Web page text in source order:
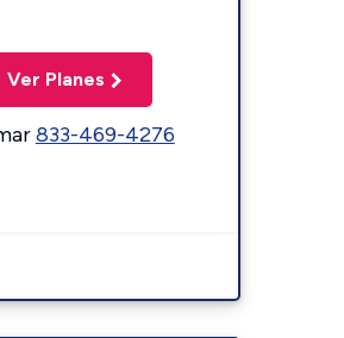
Ver Planes
833-469-4276